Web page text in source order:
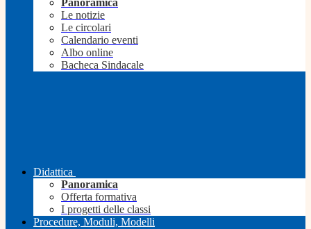
Panoramica
Le notizie
Le circolari
Calendario eventi
Albo online
Bacheca Sindacale
Didattica
Panoramica
Offerta formativa
I progetti delle classi
Procedure, Moduli, Modelli